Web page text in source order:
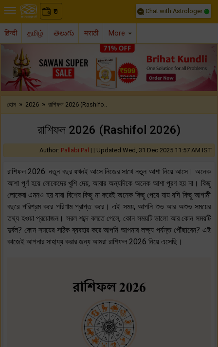
₹
0 Chat with Astrologer
हिन्दी தமிழ் తెలుగు मराठी More
Previous
হোম » 2026 » রাশিফল 2026 (Rashifo..
রাশিফল 2026 (Rashifol 2026)
Author: Pallabi Pal | | Updated Wed, 31 Dec 2025 11:57 AM IST
রাশিফল 2026: নতুন বছর যখনই আসে নিজের সাথে নতুন আশা নিয়ে আসে। অনেক
আশা পূর্ণ হয়ে লোকেদের খুশি দেয়, আবার অন্যদিকে অনেক আশা পূরণ হয় না। কিছু
লোকেরা এমনও হয় যারা বিশেষ কিছু না করেই অনেক কিছু পেয়ে যায় যদি কিছু আগামী
বছরে পরিশ্রম করে পরিণাম প্রাপ্ত করে। এই সময়, আপনি শুভ আর অশুভ সময়ের
তথ্য হওয়া প্রয়োজন। সরল শব্দে বলতে গেলে, কোন সময়টি ভালো আর কোন সময়টি
দুর্বল? কোন সময়ের সঠিক ব্যবহার করে আপনি আপনার লক্ষ্য পর্যন্ত পৌঁছাবেন? এই
কাজেই আপনার সাহায্য করার জন্য আমরা রাশিফল 2026 নিয়ে এসেছি।